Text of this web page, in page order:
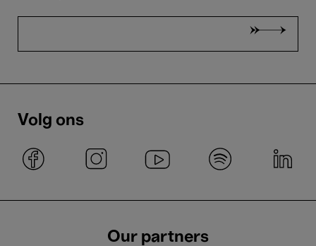
Volg ons
Our partners